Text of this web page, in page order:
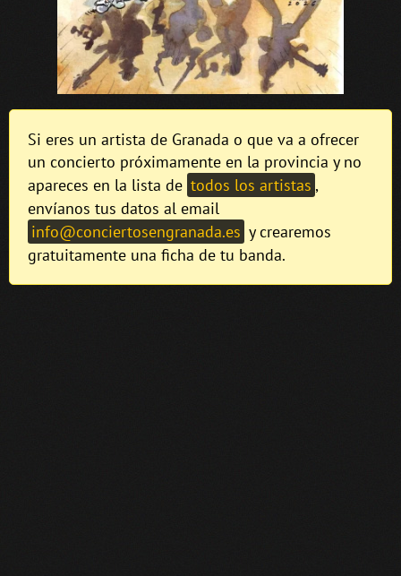
Si eres un artista de Granada o que va a ofrecer
un concierto próximamente en la provincia y no
apareces en la lista de todos los artistas ,
envíanos tus datos al email
info@conciertosengranada.es y crearemos
gratuitamente una ficha de tu banda.